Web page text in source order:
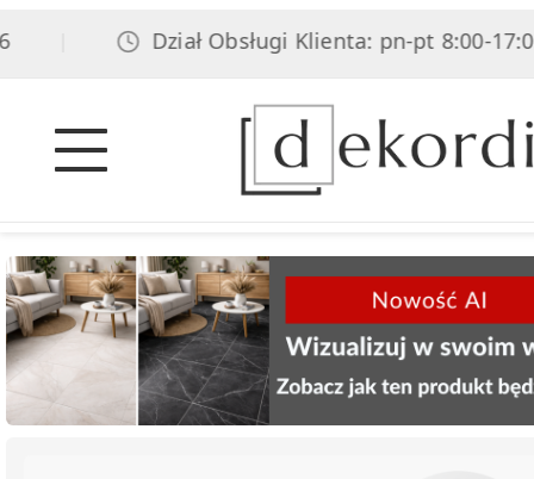
Dział Obsługi Klienta: pn-pt 8:00-17:00,